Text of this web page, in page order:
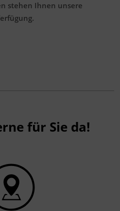
stehen Ihnen unsere
für Sie da!